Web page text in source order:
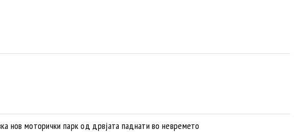
нов моторички парк од дрвјата паднати во невремето